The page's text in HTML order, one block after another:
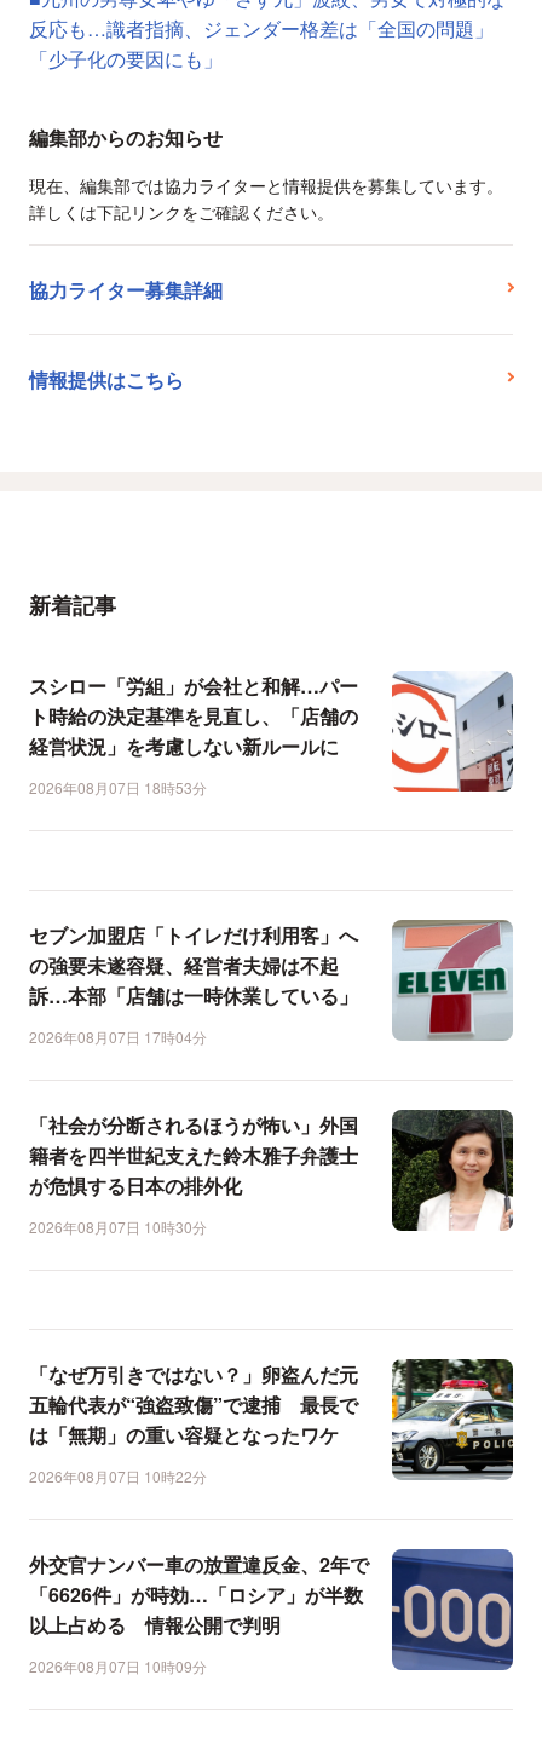
反応も…識者指摘、ジェンダー格差は「全国の問題」
「少子化の要因にも」
編集部からのお知らせ
現在、編集部では協力ライターと情報提供を募集しています。
詳しくは下記リンクをご確認ください。
協力ライター募集詳細
情報提供はこちら
新着記事
スシロー「労組」が会社と和解…パー
ト時給の決定基準を見直し、「店舗の
経営状況」を考慮しない新ルールに
2026年08月07日 18時53分
セブン加盟店「トイレだけ利用客」へ
の強要未遂容疑、経営者夫婦は不起
訴…本部「店舗は一時休業している」
2026年08月07日 17時04分
「社会が分断されるほうが怖い」外国
籍者を四半世紀支えた鈴木雅子弁護士
が危惧する日本の排外化
2026年08月07日 10時30分
「なぜ万引きではない？」卵盗んだ元
五輪代表が“強盗致傷”で逮捕 最長で
は「無期」の重い容疑となったワケ
2026年08月07日 10時22分
外交官ナンバー車の放置違反金、2年で
「6626件」が時効…「ロシア」が半数
以上占める 情報公開で判明
2026年08月07日 10時09分